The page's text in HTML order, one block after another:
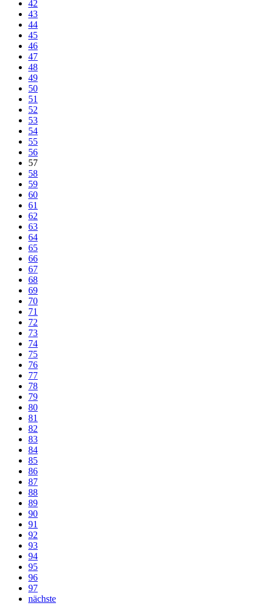
42
43
44
45
46
47
48
49
50
51
52
53
54
55
56
57
58
59
60
61
62
63
64
65
66
67
68
69
70
71
72
73
74
75
76
77
78
79
80
81
82
83
84
85
86
87
88
89
90
91
92
93
94
95
96
97
nächste